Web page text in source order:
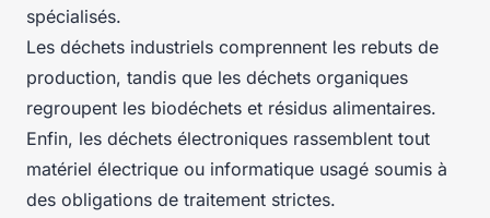
spécialisés.
Les déchets industriels comprennent les rebuts de
production, tandis que les déchets organiques
regroupent les biodéchets et résidus alimentaires.
Enfin, les déchets électroniques rassemblent tout
matériel électrique ou informatique usagé soumis à
des obligations de traitement strictes.